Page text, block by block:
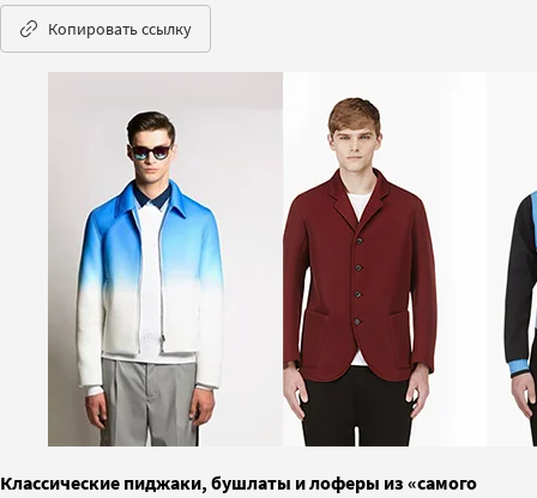
Копировать ссылку
Классические пиджаки, бушлаты и лоферы из «самого